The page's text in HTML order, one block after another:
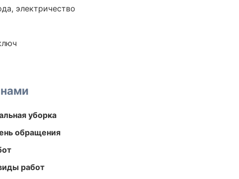
электричество
уборка
обращения
работ